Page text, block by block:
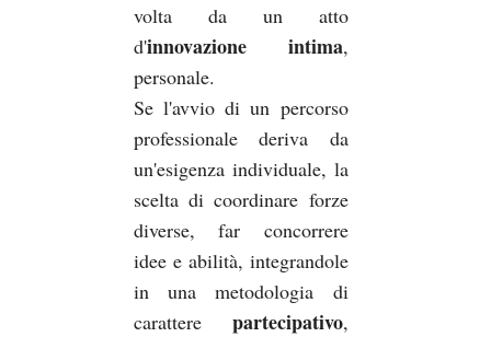
volta da un atto
d'innovazione intima,
personale.
Se l'avvio di un percorso
professionale deriva da
un'esigenza individuale, la
scelta di coordinare forze
diverse, far concorrere
idee e abilità, integrandole
in una metodologia di
carattere partecipativo,